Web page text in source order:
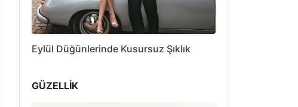
Eylül Düğünlerinde Kusursuz Şıklık
GÜZELLİK